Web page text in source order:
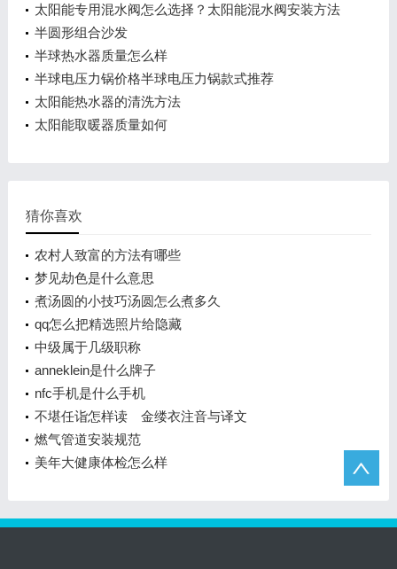
太阳能专用混水阀怎么选择？太阳能混水阀安装方法
介绍
半圆形组合沙发
半球热水器质量怎么样
半球电压力锅价格半球电压力锅款式推荐
太阳能热水器的清洗方法
太阳能取暖器质量如何
猜你喜欢
农村人致富的方法有哪些
梦见劫色是什么意思
煮汤圆的小技巧汤圆怎么煮多久
qq怎么把精选照片给隐藏
中级属于几级职称
anneklein是什么牌子
nfc手机是什么手机
不堪任诣怎样读 金缕衣注音与译文
燃气管道安装规范
美年大健康体检怎么样